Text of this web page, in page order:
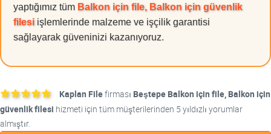
yaptığımız tüm Balkon için file, Balkon için güvenlik
filesi işlemlerinde malzeme ve işçilik garantisi
sağlayarak güveninizi kazanıyoruz.
Kaplan Filefirması Beştepe Balkon için file, Balkon için
güvenlik filesi hizmeti için tüm müşterilerinden 5 yıldızlı yorumlar
almıştır.